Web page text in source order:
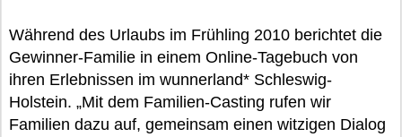
Während des Urlaubs im Frühling 2010 berichtet die
Gewinner-Familie in einem Online-Tagebuch von
ihren Erlebnissen im wunnerland* Schleswig-
Holstein. „Mit dem Familien-Casting rufen wir
Familien dazu auf, gemeinsam einen witzigen Dialog